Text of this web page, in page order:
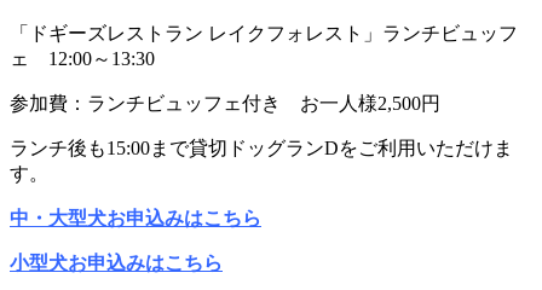
「ドギーズレストラン レイクフォレスト」ランチビュッフ
ェ 12:00～13:30
参加費：ランチビュッフェ付き お一人様2,500円
ランチ後も15:00まで貸切ドッグランDをご利用いただけま
す。
中・大型犬お申込みはこちら
小型犬お申込みはこちら